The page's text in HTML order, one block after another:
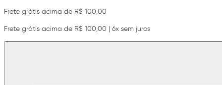
Frete grátis acima de R$ 100,00
Frete grátis acima de R$ 100,00 | 6x sem juros